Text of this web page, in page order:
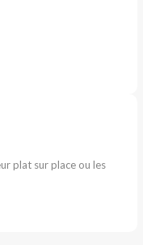
plat sur place ou les